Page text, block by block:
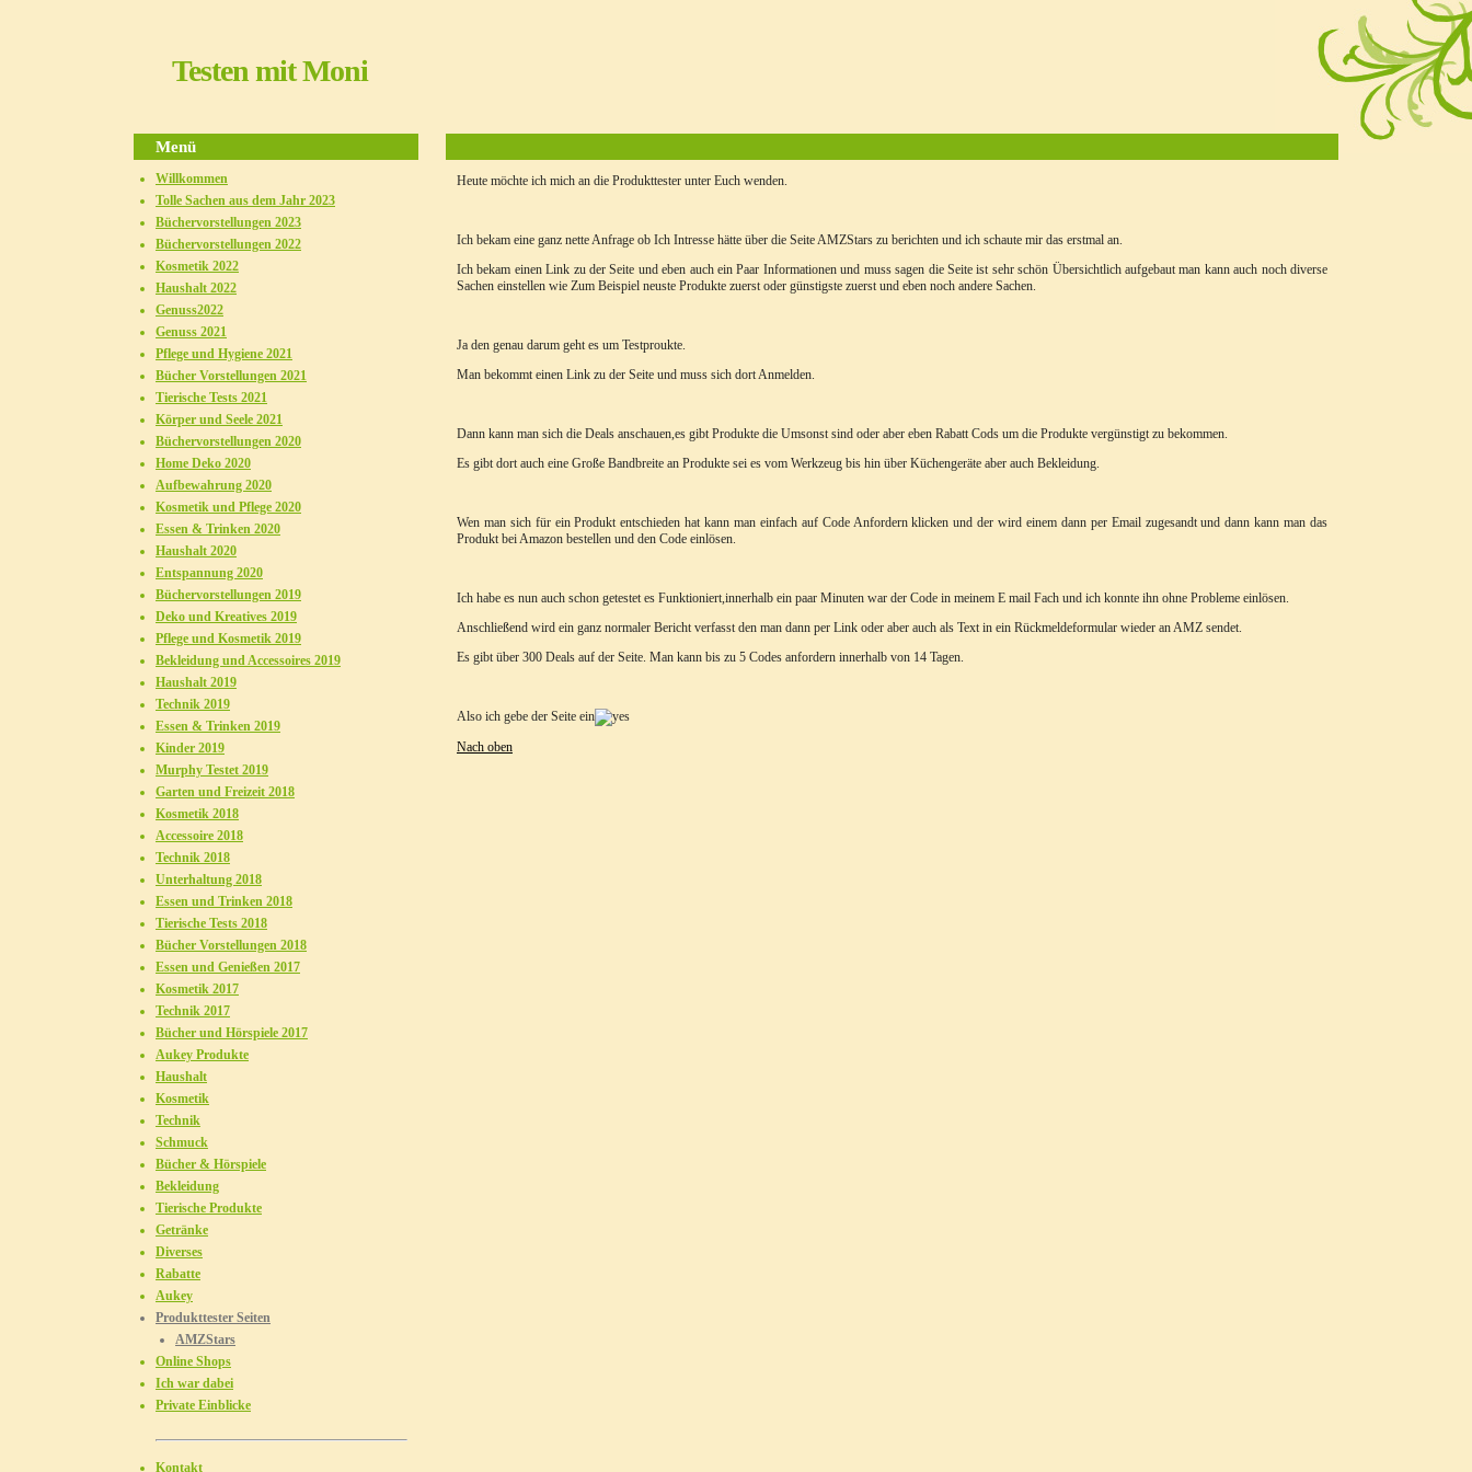
Testen mit Moni
Heute möchte ich mich an die Produkttester unter Euch wenden.
Ich bekam eine ganz nette Anfrage ob Ich Intresse hätte über die Seite AMZStars zu berichten und ich schaute mir das erstmal an.
Ich bekam einen Link zu der Seite und eben auch ein Paar Informationen und muss sagen die Seite ist sehr schön Übersichtlich aufgebaut man kann auch noch diverse
Sachen einstellen wie Zum Beispiel neuste Produkte zuerst oder günstigste zuerst und eben noch andere Sachen.
Ja den genau darum geht es um Testproukte.
Man bekommt einen Link zu der Seite und muss sich dort Anmelden.
Dann kann man sich die Deals anschauen,es gibt Produkte die Umsonst sind oder aber eben Rabatt Cods um die Produkte vergünstigt zu bekommen.
Es gibt dort auch eine Große Bandbreite an Produkte sei es vom Werkzeug bis hin über Küchengeräte aber auch Bekleidung.
Wen man sich für ein Produkt entschieden hat kann man einfach auf Code Anfordern klicken und der wird einem dann per Email zugesandt und dann kann man das
Produkt bei Amazon bestellen und den Code einlösen.
Ich habe es nun auch schon getestet es Funktioniert,innerhalb ein paar Minuten war der Code in meinem E mail Fach und ich konnte ihn ohne Probleme einlösen.
Anschließend wird ein ganz normaler Bericht verfasst den man dann per Link oder aber auch als Text in ein Rückmeldeformular wieder an AMZ sendet.
Es gibt über 300 Deals auf der Seite. Man kann bis zu 5 Codes anfordern innerhalb von 14 Tagen.
Also ich gebe der Seite ein
Nach oben
Menü
Willkommen
Tolle Sachen aus dem Jahr 2023
Büchervorstellungen 2023
Büchervorstellungen 2022
Kosmetik 2022
Haushalt 2022
Genuss2022
Genuss 2021
Pflege und Hygiene 2021
Bücher Vorstellungen 2021
Tierische Tests 2021
Körper und Seele 2021
Büchervorstellungen 2020
Home Deko 2020
Aufbewahrung 2020
Kosmetik und Pflege 2020
Essen & Trinken 2020
Haushalt 2020
Entspannung 2020
Büchervorstellungen 2019
Deko und Kreatives 2019
Pflege und Kosmetik 2019
Bekleidung und Accessoires 2019
Haushalt 2019
Technik 2019
Essen & Trinken 2019
Kinder 2019
Murphy Testet 2019
Garten und Freizeit 2018
Kosmetik 2018
Accessoire 2018
Technik 2018
Unterhaltung 2018
Essen und Trinken 2018
Tierische Tests 2018
Bücher Vorstellungen 2018
Essen und Genießen 2017
Kosmetik 2017
Technik 2017
Bücher und Hörspiele 2017
Aukey Produkte
Haushalt
Kosmetik
Technik
Schmuck
Bücher & Hörspiele
Bekleidung
Tierische Produkte
Getränke
Diverses
Rabatte
Aukey
Produkttester Seiten
AMZStars
Online Shops
Ich war dabei
Private Einblicke
Kontakt